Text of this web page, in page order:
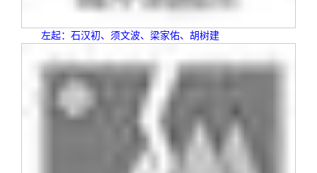
校友视界
理事会名单
左起：石汉初、须文波、梁家佑、胡树建